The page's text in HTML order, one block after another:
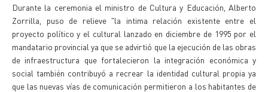
Durante la ceremonia el ministro de Cultura y Educación, Alberto
Zorrilla, puso de relieve "la intima relación existente entre el
proyecto político y el cultural lanzado en diciembre de 1995 por el
mandatario provincial ya que se advirtió que la ejecución de las obras
de infraestructura que fortalecieron la integración económica y
social también contribuyó a recrear la identidad cultural propia ya
que las nuevas vías de comunicación permitieron a los habitantes de